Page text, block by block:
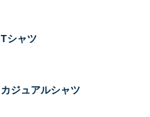
Tシャツ
カジュアルシャツ